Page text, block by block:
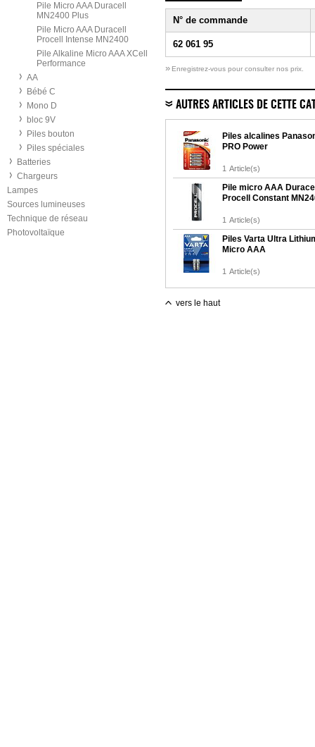
Pile Micro AAA Duracell
MN2400 Plus
Pile Micro AAA Duracell
Procell Intense MN2400
Pile Alkaline Micro AAA XCell
Performance
AA
Bébé C
Mono D
bloc 9V
Piles bouton
Piles spéciales
Batteries
Chargeurs
Lampes
Sources lumineuses
Technique de réseau
Photovoltaïque
N° de commande
62 061 95
» Enregistrez-vous pour consulter nos prix.
AUTRES ARTICLES DE CETTE
Piles alcalines
PRO Power
1 Article(s)
Pile micro AAA
Procell Constant
1 Article(s)
Piles Varta Ultra
Micro AAA
1 Article(s)
vers le haut